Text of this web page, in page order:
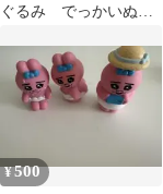
ぐるみ でっかいぬい
ギュア ８点セット
¥500